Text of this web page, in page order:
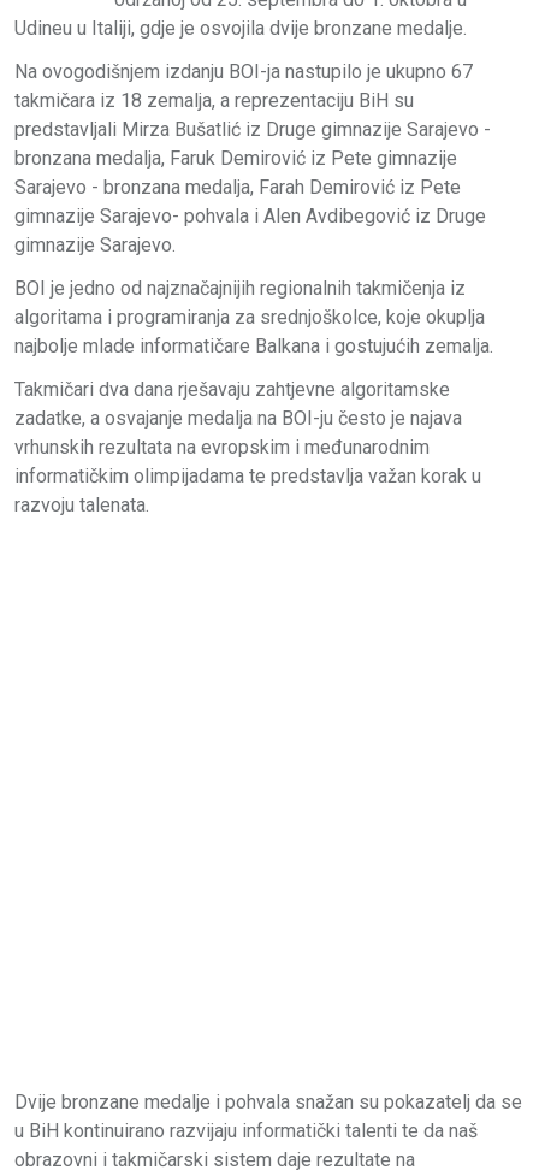
Udineu u Italiji, gdje je osvojila dvije bronzane medalje.
Na ovogodišnjem izdanju BOI-ja nastupilo je ukupno 67
takmičara iz 18 zemalja, a reprezentaciju BiH su
predstavljali Mirza Bušatlić iz Druge gimnazije Sarajevo -
bronzana medalja, Faruk Demirović iz Pete gimnazije
Sarajevo - bronzana medalja, Farah Demirović iz Pete
gimnazije Sarajevo- pohvala i Alen Avdibegović iz Druge
gimnazije Sarajevo.
BOI je jedno od najznačajnijih regionalnih takmičenja iz
algoritama i programiranja za srednjoškolce, koje okuplja
najbolje mlade informatičare Balkana i gostujućih zemalja.
Takmičari dva dana rješavaju zahtjevne algoritamske
zadatke, a osvajanje medalja na BOI-ju često je najava
vrhunskih rezultata na evropskim i međunarodnim
informatičkim olimpijadama te predstavlja važan korak u
razvoju talenata.
Dvije bronzane medalje i pohvala snažan su pokazatelj da se
u BiH kontinuirano razvijaju informatički talenti te da naš
obrazovni i takmičarski sistem daje rezultate na